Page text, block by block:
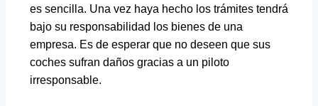
es sencilla. Una vez haya hecho los trámites tendrá
bajo su responsabilidad los bienes de una
empresa. Es de esperar que no deseen que sus
coches sufran daños gracias a un piloto
irresponsable.